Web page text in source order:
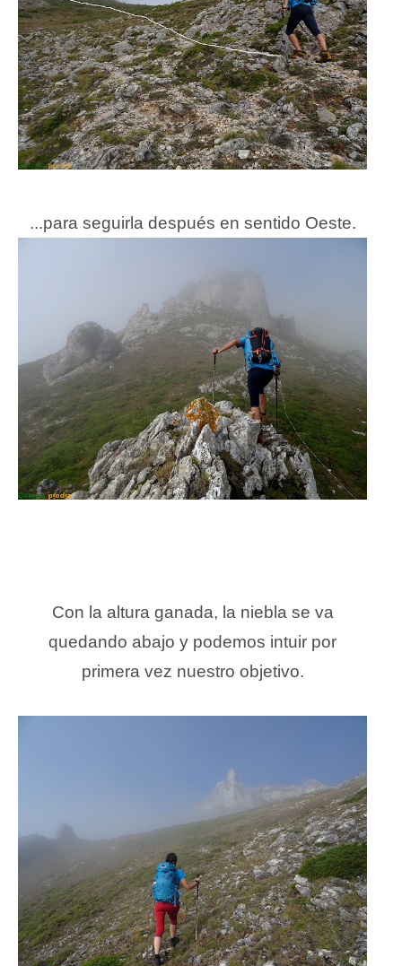
...para seguirla después en sentido Oeste.
Con la altura ganada, la niebla se va
quedando abajo y podemos intuir por
primera vez nuestro objetivo.